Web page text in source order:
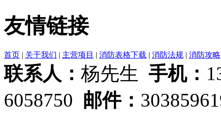
友情链接
首页 | 关于我们 | 主营项目 | 消防表格下载 | 消防法规 | 消防攻略
联系人： 杨先生 手机：
6058750 邮件：